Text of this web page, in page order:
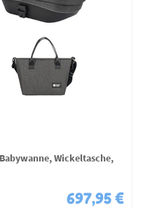
Wickeltasche,
697,95 €